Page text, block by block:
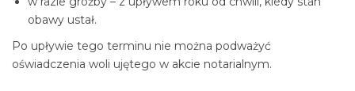
obawy ustał.
Po upływie tego terminu nie można podważyć
oświadczenia woli ujętego w akcie notarialnym.